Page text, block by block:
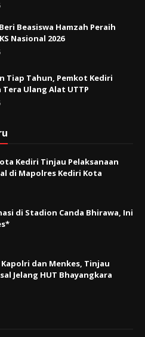
Beasiswa Hamzah Peraih
Nasional 2026
Tiap Tahun, Pemkot Kediri
Tera Ulang Alat UTTP
Kediri Tinjau Pelaksanaan
di Mapolres Kediri Kota
di Stadion Canda Bhirawa, Ini
Kapolri dan Menkes, Tinjau
Jelang HUT Bhayangkara